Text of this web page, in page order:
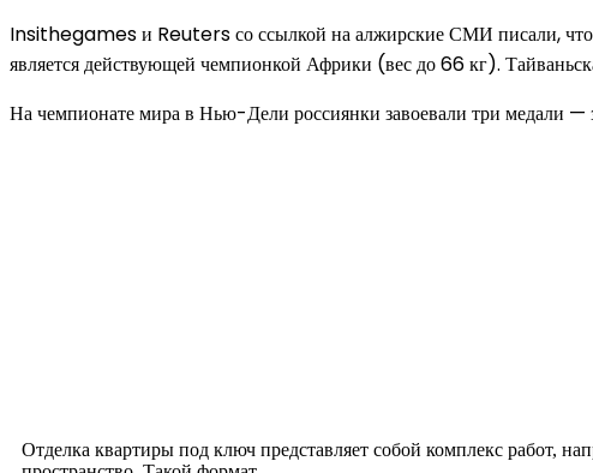
Insithegames и Reuters со ссылкой на алжирские СМИ писали, что
является действующей чемпионкой Африки (вес до 66 кг).
На чемпионате мира в Нью-Дели россиянки завоевали три медали —
Отделка квартиры под ключ представляет собой комплекс работ,